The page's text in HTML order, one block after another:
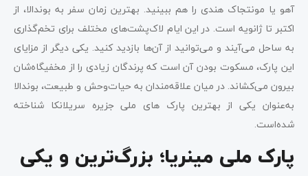
آهو یا مونتجاک هندی را هم ببینید. بهترین زمان سفر به بوندالا، از
اکتبر تا ژانویه است. در این ایام لاک‌پشت‌های مختلف برای تخم‌گذاری
به ساحل می‌آیند و می‌توانید از آن‌ها بازدید کنید. یکی دیگر از مزایای
این پارک، مسکوت بودن آن است که پرندگان زیادی را از مخفیگاه‌شان
بیرون می‌کشاند. در میان علاقه‌مندان به حیات‌وحش و طبیعت، بوندالا
به‌عنوان یکی از بهترین پارک های ملی جزیره سریلانکا شناخته
شده‌است‌.
پارک ملی مینریا؛ بزرگ‌ترین و یکی